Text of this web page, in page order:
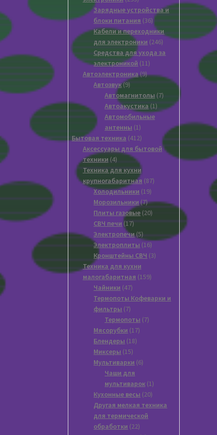
товара
Зарядные устройства и
блоки питания 3636
товаров
Кабели и переходники
для электроники 246246
товаров
Средства для ухода за
электроникой 1111
товаров
Автоэлектроника 99
Автозвук 99
товаров
Автомагнитолы 77
товаров
Автоакустика 11
товар
Автомобильные
антенны 11
товар
Бытовая техника 412412
товаров
Аксессуары для бытовой
техники 44
товара
Техника для кухни
крупногабаритная 8787
Xолодильники 1919
товаров
Морозильники 77
товаров
Плиты газовые 2020
СВЧ печи 1717
товаров
Электропечи 55
товаров
Электроплиты 1616
товаров
Кронштейны СВЧ 33
Техника для кухни
малогабаритная 159159
Чайники 4747
товаров
Термопоты Кофеварки и
фильтры 77
товаров
Термопоты 77
Мясорубки 1717
Блендеры 1818
Миксеры 1515
товаров
Мультиварки 66
Чаши для
мультиварок 11
товар
Кухонные весы 2020
товаров
Другая мелкая техника
для термической
обработки 2222